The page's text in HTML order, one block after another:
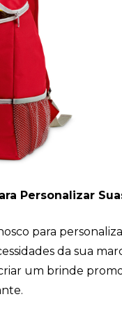
Personalizar
para
da sua
um brinde